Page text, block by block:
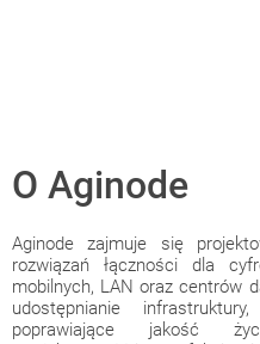
O Aginode
Aginode zajmuje się
rozwiązań łączności dla
mobilnych, LAN oraz centrów
udostępnianie
poprawiające jakość